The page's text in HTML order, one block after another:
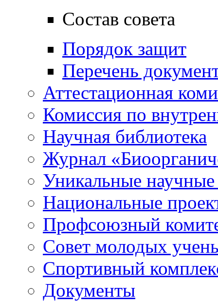
Состав совета
Порядок защит
Перечень
Аттестационная
Комиссия по
Научная библиотека
Журнал
Уникальные научные
Национальные
Профсоюзный
Совет молодых
Спортивный
Документы